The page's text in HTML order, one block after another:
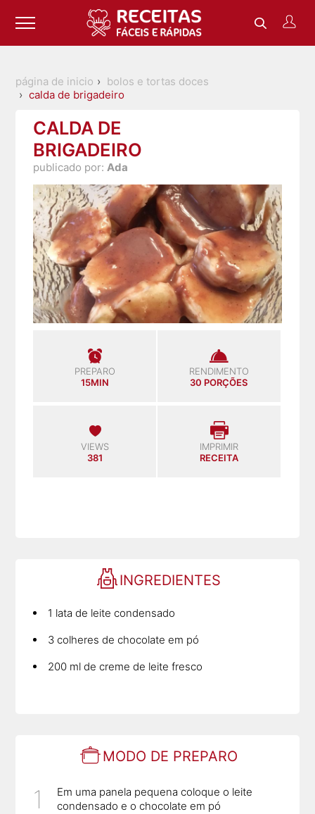
página de inicio
bolos e tortas doces
calda de brigadeiro
CALDA DE
BRIGADEIRO
publicado por:Ada
PREPARO
15MIN
RENDIMENTO
30 PORÇÕES
VIEWS
381
IMPRIMIR
RECEITA
INGREDIENTES
1 lata de leite condensado
3 colheres de chocolate em pó
200 ml de creme de leite fresco
MODO DE PREPARO
Em uma panela pequena coloque o leite
condensado e o chocolate em pó